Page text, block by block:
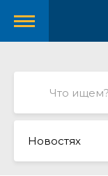
Новостях